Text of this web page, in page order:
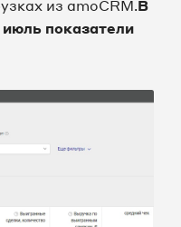
из amoCRM.В
июль показатели